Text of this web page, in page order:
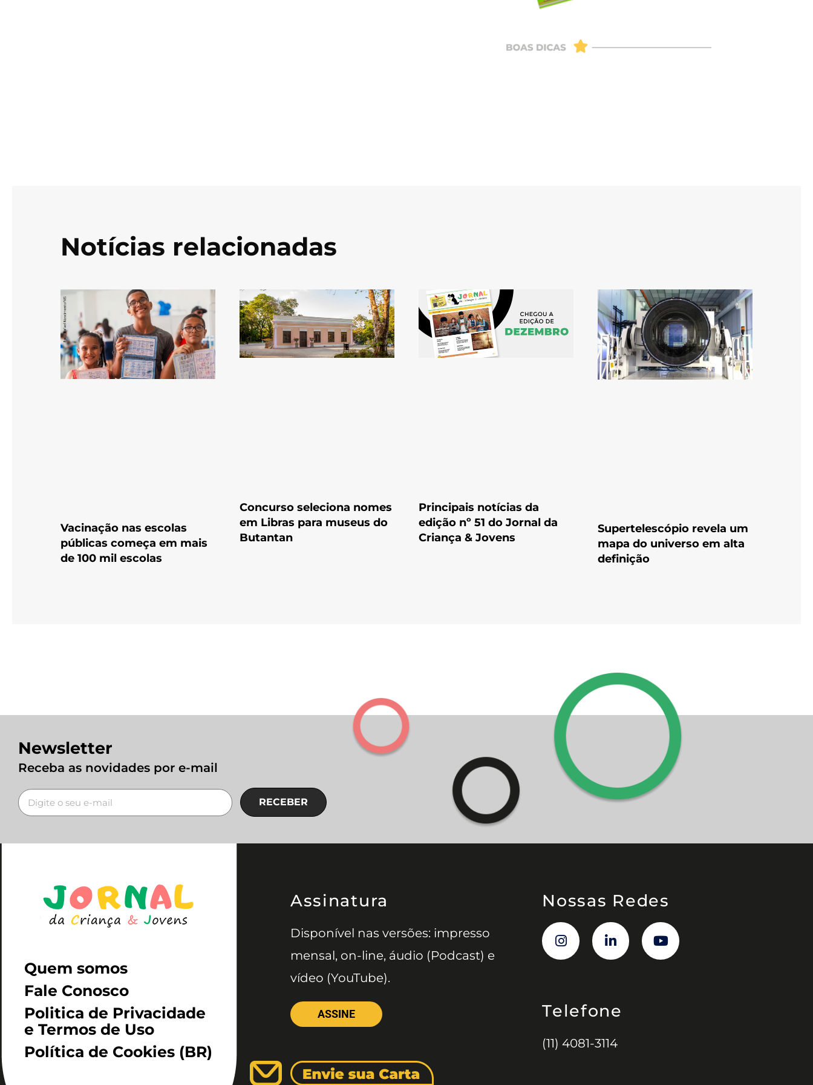
Notícias relacionadas
Vacinação nas escolas
públicas começa em mais
de 100 mil escolas
Concurso seleciona nomes
em Libras para museus do
Butantan
Principais notícias da
edição nº 51 do Jornal da
Criança & Jovens
Supertelescópio revela um
mapa do universo em alta
definição
Newsletter
Receba as novidades por e-mail
RECEBER
Quem somos
Fale Conosco
Politica de Privacidade
e Termos de Uso
Política de Cookies (BR)
Assinatura
Disponível nas versões: impresso
mensal, on-line, áudio (Podcast) e
vídeo (YouTube).
ASSINE
Nossas Redes
Telefone
(11) 4081-3114